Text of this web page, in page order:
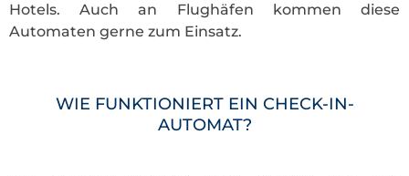
Hotels. Auch an Flughäfen kommen diese
Automaten gerne zum Einsatz.
WIE FUNKTIONIERT EIN CHECK-IN-
AUTOMAT?